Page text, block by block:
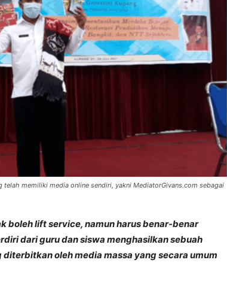
telah memiliki media online sendiri, yakni MediatorGivans.com sebagai
boleh lift service, namun harus benar-benar
dari guru dan siswa menghasilkan sebuah
oleh media massa yang secara umum